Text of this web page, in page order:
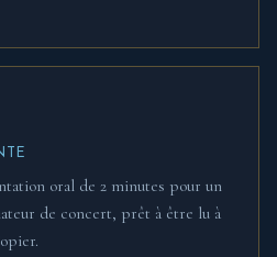
oral de 2 minutes pour un
de concert, prêt à être lu à